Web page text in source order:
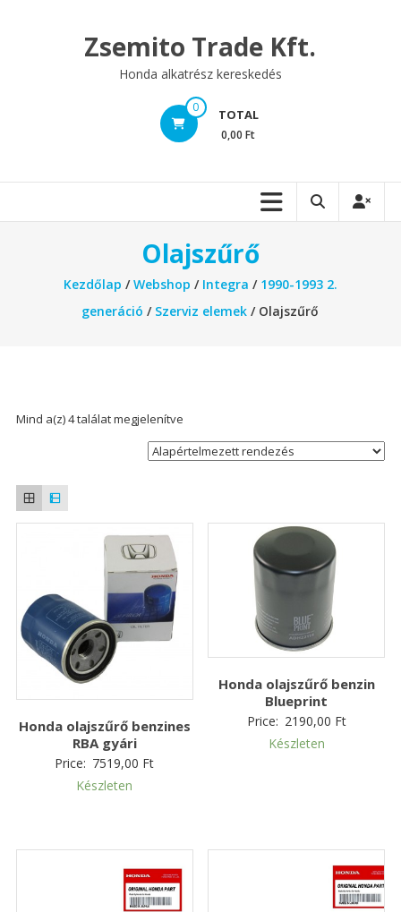
Zsemito Trade Kft.
Honda alkatrész kereskedés
0 TOTAL
0,00 Ft
Olajszűrő
Kezdőlap /Webshop / Integra / 1990-1993 2.
generáció / Szerviz elemek / Olajszűrő
Mind a(z) 4 találat megjelenítve
Honda olajszűrő benzines
RBA gyári
Price: 7519,00 Ft
Készleten
Honda olajszűrő benzin
Blueprint
Price: 2190,00 Ft
Készleten